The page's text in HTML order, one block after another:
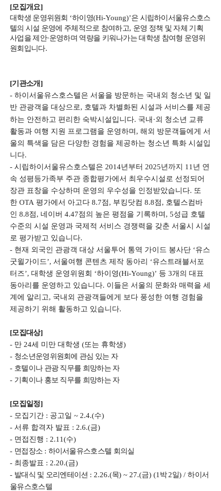
[모집개요]
대학생 운영위원회 ‘하이영(Hi-Young)’은 시립하이서울유스호스
텔의 시설 운영에 주체적으로 참여하고, 운영 정책 및 자체 기획
사업을 제안·운영하며 역량을 키워나가는 대학생 참여형 운영위
원회입니다.
[기관소개]
- 하이서울유스호스텔은 서울을 방문하는 국내외 청소년 및 일
반 관광객을 대상으로, 호텔과 차별화된 시설과 서비스를 제공
하는 안전하고 편리한 숙박시설입니다. 국내·외 청소년 교류
활동과 여행 지원 프로그램을 운영하며, 해외 방문객들에게 서
울의 특색을 담은 다양한 경험을 제공하는 청소년 특화 시설입
니다.
- 시립하이서울유스호스텔은 2014년부터 2025년까지 11 년 연
속 성평등가족부 주관 종합평가에서 최우수시설로 선정되어
장관 표창을 수상하며 운영의 우수성을 인정받았습니다. 또
한 OTA 평가에서 아고다 8.7점, 부킹닷컴 8.8점, 호텔스컴바
인 8.8점, 네이버 4.47점의 높은 평점을 기록하며 , 5성급 호텔
수준의 시설 운영과 국제적 서비스 경쟁력을 갖춘 서울시 시설
로 평가받고 있습니다.
- 현재 외국인 관광객 대상 서울투어 통역 가이드 봉사단 ‘유스
굿윌가이드’, 서울여행 콘텐츠 제작 동아리 ‘유스트래블서포
터즈’, 대학생 운영위원회 ‘하이영(Hi-Young)’ 등 3개의 대표
동아리를 운영하고 있습니다. 이들은 서울의 문화와 매력을 세
계에 알리고, 국내외 관광객들에게 보다 풍성한 여행 경험을
제공하기 위해 활동하고 있습니다.
[모집대상]
- 만 24세 미만 대학생 (또는 휴학생)
- 청소년운영위원회에 관심 있는 자
- 호텔이나 관광 직무를 희망하는 자
- 기획이나 홍보 직무를 희망하는 자
[모집일정]
- 모집기간 : 공고일 ~ 2.4.(수)
- 서류 합격자 발표 : 2.6.(금)
- 면접진행 : 2.11(수)
- 면접장소 : 하이서울유스호스텔 회의실
- 최종발표 : 2.20.(금)
- 발대식 및 오리엔테이션 : 2.26.(목) ~ 27.(금) (1 박2일) /하이서
울유스호스텔